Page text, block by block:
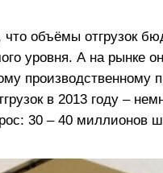
объёмы отгрузок
уровня. А на рынке
в 2013 году –
30 – 40 миллионов